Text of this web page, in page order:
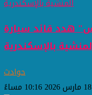
هدد قائد سيارة
بالإسكندرية
حوادث